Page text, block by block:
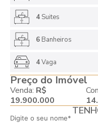
4Suites
6Banheiros
4Vaga
Preço do Imóvel
Venda: R$
19.900.000
Digite o seu nome*